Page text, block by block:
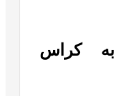
به کراس